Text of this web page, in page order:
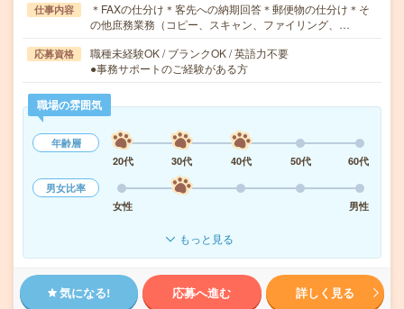
仕事内容
＊FAXの仕分け＊客先への納期回答＊郵便物の仕分け＊そ
の他庶務業務（コピー、スキャン、ファイリング、…
応募資格
職種未経験OK / ブランクOK / 英語力不要
●事務サポートのご経験がある方
職場の雰囲気
年齢層
20代
30代 40代 50代
60代
男女比率
女性
男性
もっと見る
気になる! 応募へ進む 詳しく見る